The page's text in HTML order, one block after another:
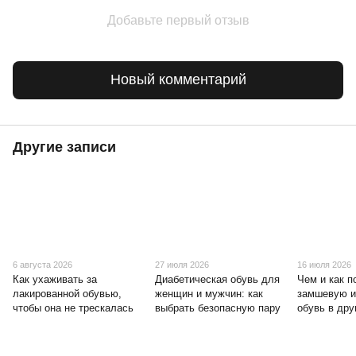
Добавьте первый отзыв
Новый комментарий
Другие записи
6 августа 2026
Как ухаживать за
лакированной обувью,
чтобы она не трескалась
27 июля 2026
Диабетическая обувь для
женщин и мужчин: как
выбрать безопасную пару
16 июля 2026
Чем и как
замшевую
обувь в